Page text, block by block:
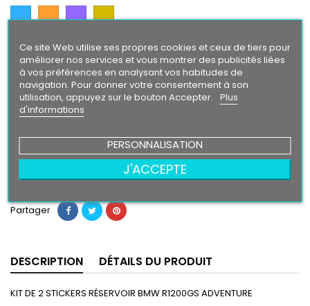
Intense
Finition
Brillant
Mat
29,90 €
 Ajouter au panier
Rupture de stock
Partager
DESCRIPTION DÉTAILS DU PRODUIT
KIT DE 2 STICKERS RÉSERVOIR BMW R1200GS ADVENTURE
Ce site Web utilise ses propres cookies et ceux de tiers pour
améliorer nos services et vous montrer des publicités liées
à vos préférences en analysant vos habitudes de
navigation. Pour donner votre consentement à son
utilisation, appuyez sur le bouton Accepter. Plus
d'informations
PERSONNALISATION
J'ACCEPTE